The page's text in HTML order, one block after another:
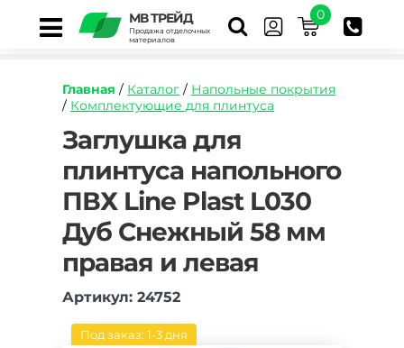
МВ ТРЕЙД
Продажа отделочных
материалов
0
Главная / Каталог / Напольные покрытия
/ Комплектующие для плинтуса
https://mvtrade.ru/images/id/normal/
dlya-
plintusa-
napolnogo-
pvh-
line-
plast-
l030-
dub-
snezhnyy-
58-
mm-
pravaya-
Заглушка для
плинтуса напольного
ПВХ Line Plast L030
Дуб Снежный 58 мм
правая и левая
Артикул: 24752
Под заказ: 1-3 дня